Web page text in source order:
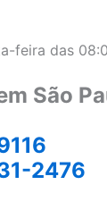
feira das
São
2476